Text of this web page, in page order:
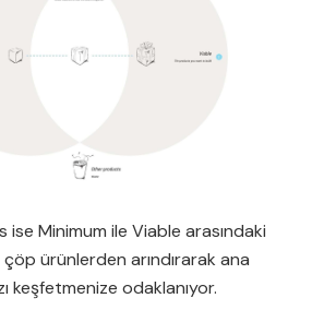
ise Minimum ile Viable arasındaki
çöp ürünlerden arındırarak ana
keşfetmenize odaklanıyor.